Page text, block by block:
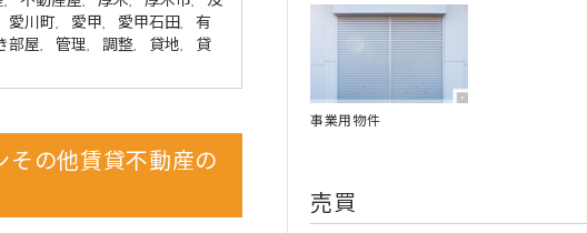
愛川町 愛甲 愛甲石田
有
部屋 管理 調整 貸地
貸
その他賃貸不動産の
事業用物件
売買